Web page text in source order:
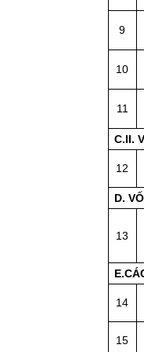
9
10
11
C.II.
12
D.
13
14
15